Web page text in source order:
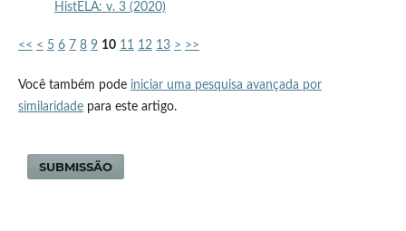
HistELA: v. 3 (2020)
<< < 5 6 7 8 9 10 11 12 13 > >>
Você também pode iniciar uma pesquisa avançada por
similaridadepara este artigo.
SUBMISSÃO